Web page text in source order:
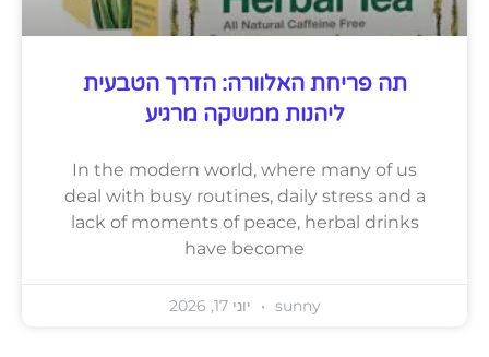
תה פריחת האלוורה: הדרך הטבעית
ליהנות ממשקה מרגיע
In the modern world, where many of us
deal with busy routines, daily stress and a
lack of moments of peace, herbal drinks
have become
sunny יוני 17, 2026